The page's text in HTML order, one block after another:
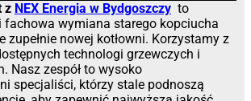
z NEX Energia w Bydgoszczy to
fachowa wymiana starego kopciucha
zupełnie nowej kotłowni. Korzystamy z
technologi grzewczych i
Nasz zespół to wysoko
specjaliści, którzy stale podnoszą